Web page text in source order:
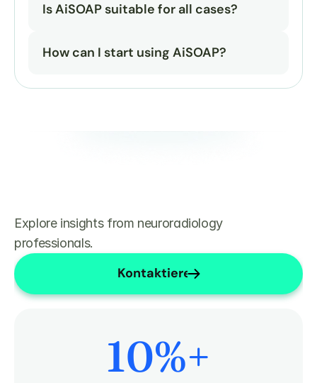
Is AiSOAP suitable for all cases?
How can I start using AiSOAP?
Explore insights from neuroradiology
professionals.
Kontaktieren Sie uns
10%+